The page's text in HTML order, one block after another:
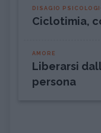
DISAGIO
Ciclotimia,
AMORE
Liberarsi
persona